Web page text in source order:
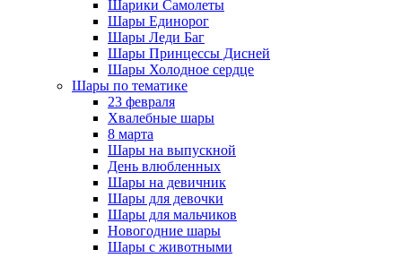
Шарики Самолеты
Шары Единорог
Шары Леди Баг
Шары Принцессы Дисней
Шары Холодное сердце
Шары по тематике
23 февраля
Хвалебные шары
8 марта
Шары на выпускной
День влюбленных
Шары на девичник
Шары для девочки
Шары для мальчиков
Новогодние шары
Шары с животными